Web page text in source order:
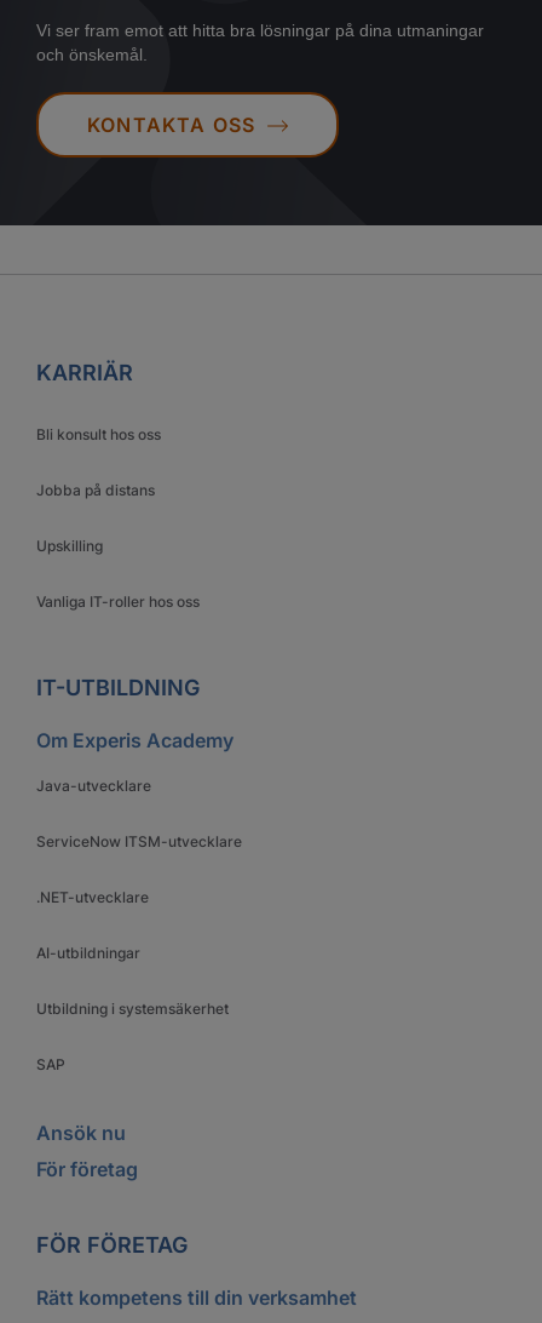
Vi ser fram emot att hitta bra lösningar på dina utmaningar
och önskemål.
KONTAKTA OSS
KARRIÄR
Bli konsult hos oss
Jobba på distans
Upskilling
Vanliga IT-roller hos oss
IT-UTBILDNING
Om Experis Academy
Java-utvecklare
ServiceNow ITSM-utvecklare
.NET-utvecklare
AI-utbildningar
Utbildning i systemsäkerhet
SAP
Ansök nu
För företag
FÖR FÖRETAG
Rätt kompetens till din verksamhet